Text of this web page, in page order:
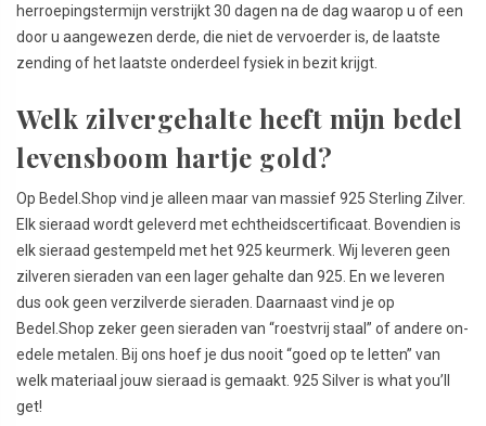
herroepingstermijn verstrijkt 30 dagen na de dag waarop u of een
door u aangewezen derde, die niet de vervoerder is, de laatste
zending of het laatste onderdeel fysiek in bezit krijgt.
Welk zilvergehalte heeft mijn bedel
levensboom hartje gold?
Op Bedel.Shop vind je alleen maar van massief 925 Sterling Zilver.
Elk sieraad wordt geleverd met echtheidscertificaat. Bovendien is
elk sieraad gestempeld met het 925 keurmerk. Wij leveren geen
zilveren sieraden van een lager gehalte dan 925. En we leveren
dus ook geen verzilverde sieraden. Daarnaast vind je op
Bedel.Shop zeker geen sieraden van “roestvrij staal” of andere on-
edele metalen. Bij ons hoef je dus nooit “goed op te letten” van
welk materiaal jouw sieraad is gemaakt. 925 Silver is what you’ll
get!